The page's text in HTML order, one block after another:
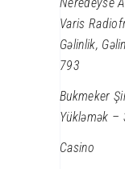
Varis
Gəlinlik,
793
Bukmeker
Yükləmək –
Casino